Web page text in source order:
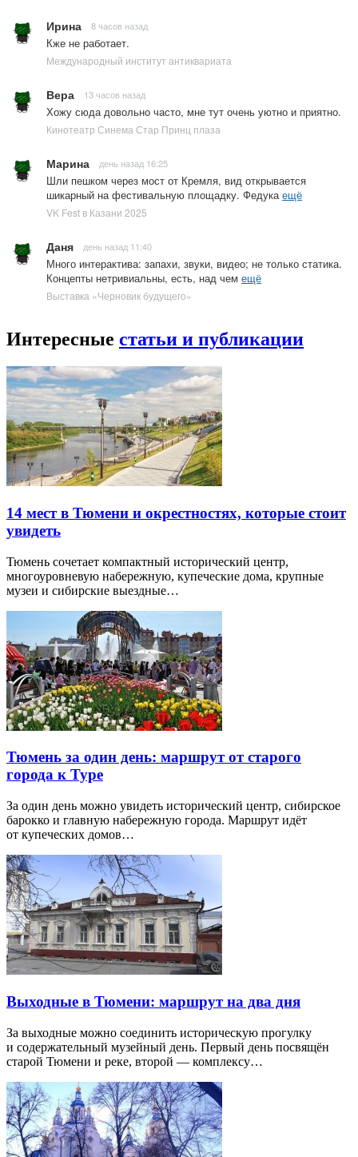
Ирина 8 часов назад
Кже не работает.
Международный институт антиквариата
Вера 13 часов назад
Хожу сюда довольно часто, мне тут очень уютно и приятно.
Кинотеатр Синема Стар Принц плаза
Марина день назад 16:25
Шли пешком через мост от Кремля, вид открывается
шикарный на фестивальную площадку. Федукаещё
VK Fest в Казани 2025
Даня день назад 11:40
Много интерактива: запахи, звуки, видео; не только статика.
Концепты нетривиальны, есть, над чем ещё
Выставка «Черновик будущего»
Интересные статьи и публикации
14 мест в Тюмени и окрестностях, которые стоит
увидеть
Тюмень сочетает компактный исторический центр,
многоуровневую набережную, купеческие дома, крупные
музеи и сибирские выездные…
Тюмень за один день: маршрут от старого
города к Туре
За один день можно увидеть исторический центр, сибирское
барокко и главную набережную города. Маршрут идёт
от купеческих домов…
Выходные в Тюмени: маршрут на два дня
За выходные можно соединить историческую прогулку
и содержательный музейный день. Первый день посвящён
старой Тюмени и реке, второй — комплексу…